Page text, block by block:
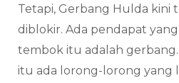
Tetapi, Gerbang Hulda
diblokir. Ada pendapat
tembok itu adalah
itu ada lorong-lorong yang